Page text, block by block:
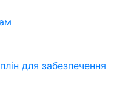
для забезпечення